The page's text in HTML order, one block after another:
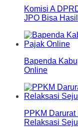
Komisi A
JPO Bisa
Bapenda
Online
PPKM
Relaksasi